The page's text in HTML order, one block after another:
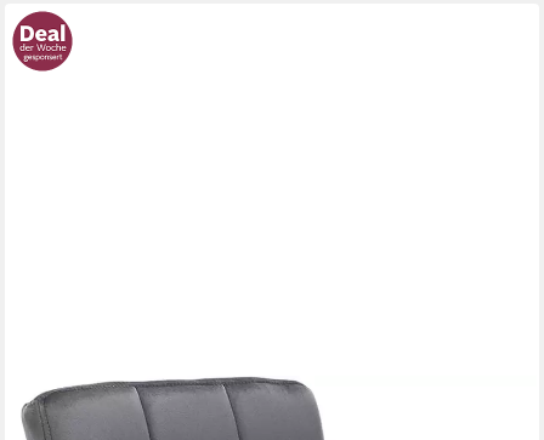
WOLTU
Barhocker (1 St), mit Rückenlehne, Barstuhl höhenverstellbar